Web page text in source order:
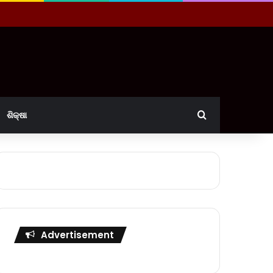
ଶିକ୍ଷା Search for
Advertisement